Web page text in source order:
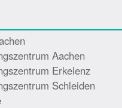
Aachen
Erkelenz
Schleiden